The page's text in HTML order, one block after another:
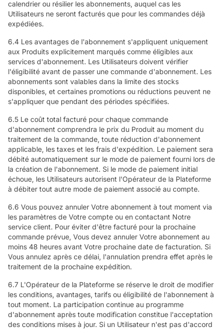
calendrier ou résilier les abonnements, auquel cas les
Utilisateurs ne seront facturés que pour les commandes déjà
expédiées.
6.4 Les avantages de l'abonnement s'appliquent uniquement
aux Produits explicitement marqués comme éligibles aux
services d'abonnement. Les Utilisateurs doivent vérifier
l'éligibilité avant de passer une commande d'abonnement. Les
abonnements sont valables dans la limite des stocks
disponibles, et certaines promotions ou réductions peuvent ne
s'appliquer que pendant des périodes spécifiées.
6.5 Le coût total facturé pour chaque commande
d'abonnement comprendra le prix du Produit au moment du
traitement de la commande, toute réduction d'abonnement
applicable, les taxes et les frais d'expédition. Le paiement sera
débité automatiquement sur le mode de paiement fourni lors de
la création de l'abonnement. Si le mode de paiement initial
échoue, les Utilisateurs autorisent l'Opérateur de la Plateforme
à débiter tout autre mode de paiement associé au compte.
6.6 Vous pouvez annuler Votre abonnement à tout moment via
les paramètres de Votre compte ou en contactant Notre
service client. Pour éviter d'être facturé pour la prochaine
commande prévue, Vous devez annuler Votre abonnement au
moins 48 heures avant Votre prochaine date de facturation. Si
Vous annulez après ce délai, l'annulation prendra effet après le
traitement de la prochaine expédition.
6.7 L'Opérateur de la Plateforme se réserve le droit de modifier
les conditions, avantages, tarifs ou éligibilité de l'abonnement à
tout moment. La participation continue au programme
d'abonnement après toute modification constitue l'acceptation
des conditions mises à jour. Si un Utilisateur n'est pas d'accord